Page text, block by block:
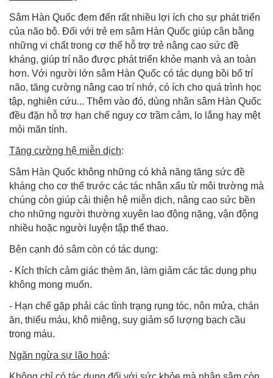
Sâm Hàn Quốc đem đến rất nhiều lợi ích cho sự phát triển
của não bộ. Đối với trẻ em sâm Hàn Quốc giúp cân bằng
những vi chất trong cơ thể hỗ trợ trẻ nâng cao sức đề
kháng, giúp trí não được phát triển khỏe mạnh và an toàn
hơn. Với người lớn sâm Hàn Quốc có tác dụng bồi bổ trí
não, tăng cường nâng cao trí nhớ, có ích cho quá trình học
tập, nghiên cứu... Thêm vào đó, dùng nhân sâm Hàn Quốc
đều đặn hỗ trợ hạn chế nguy cơ trầm cảm, lo lắng hay mệt
mỏi mãn tính.
Tăng cường hệ miễn dịch:
Sâm Hàn Quốc không những có khả năng tăng sức đề
kháng cho cơ thể trước các tác nhân xấu từ môi trường mà
chúng còn giúp cải thiện hệ miễn dịch, nâng cao sức bền
cho những người thường xuyên lao động nặng, vận động
nhiều hoặc người luyện tập thể thao.
Bên cạnh đó sâm còn có tác dụng:
- Kích thích cảm giác thèm ăn, làm giảm các tác dụng phụ
không mong muốn.
- Hạn chế gặp phải các tình trạng rụng tóc, nôn mửa, chán
ăn, thiếu máu, khô miệng, suy giảm số lượng bạch cầu
trong máu.
Ngăn ngừa sự lão hoá: